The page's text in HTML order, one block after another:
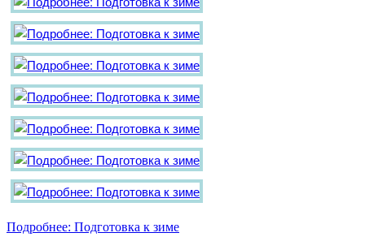
Подробнее: Подготовка к зиме